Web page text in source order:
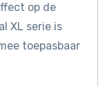
op de
XL serie is
toepasbaar